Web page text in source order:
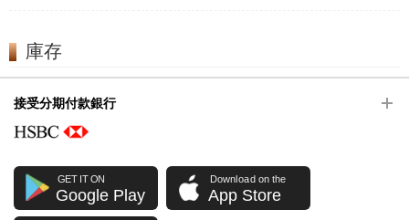
庫存
接受分期付款銀行
GET IT ON
Google Play
Download on the
App Store